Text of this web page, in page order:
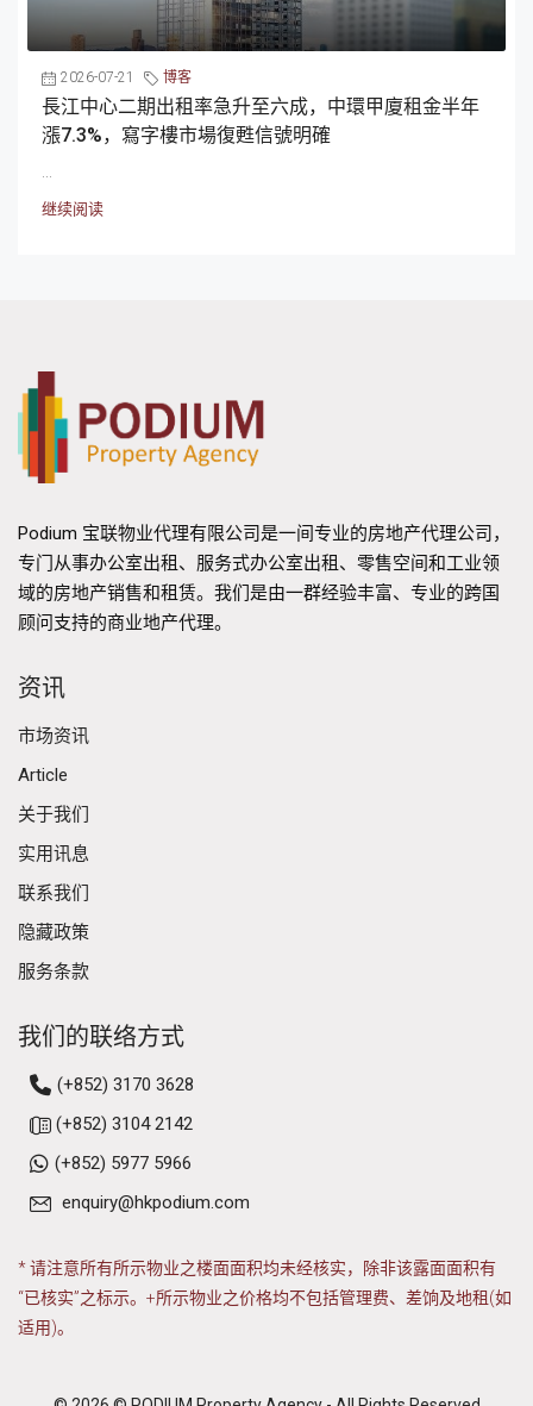
2026-07-21 博客
長江中心二期出租率急升至六成，中環甲廈租金半年
漲7.3%，寫字樓市場復甦信號明確
...
继续阅读
Podium 宝联物业代理有限公司是一间专业的房地产代理公司，
专门从事办公室出租、服务式办公室出租、零售空间和工业领
域的房地产销售和租赁。我们是由一群经验丰富、专业的跨国
顾问支持的商业地产代理。
资讯
市场资讯
Article
关于我们
实用讯息
联系我们
隐藏政策
服务条款
我们的联络方式
(+852) 3170 3628
(+852) 3104 2142
(+852) 5977 5966
enquiry@hkpodium.com
* 请注意所有所示物业之楼面面积均未经核实，除非该露面面积有
“已核实”之标示。+所示物业之价格均不包括管理费、差饷及地租(如
适用)。